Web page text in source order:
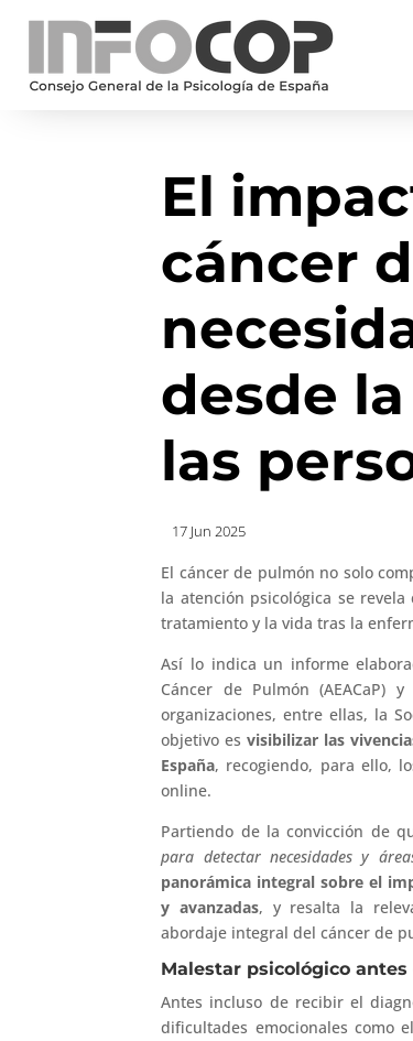
El
cáncer
desde
las
17 Jun 2025
El cáncer de pulmón no solo
la atención psicológica se
tratamiento y la vida tras la
Así lo indica un informe
Cáncer de Pulmón (AEACaP)
organizaciones, entre ellas, la
objetivo esvisibilizar las
España, recogiendo, para ello,
online.
Partiendo de la convicción de
para detectar necesidades y
panorámica integral sobre el
y avanzadas, y resalta la
abordaje integral del cáncer de
Malestar psicológico
Antes incluso de recibir el
dificultades emocionales como